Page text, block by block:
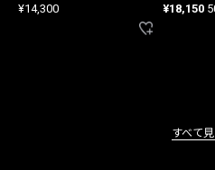
¥14,300 ¥18,150
すべて見